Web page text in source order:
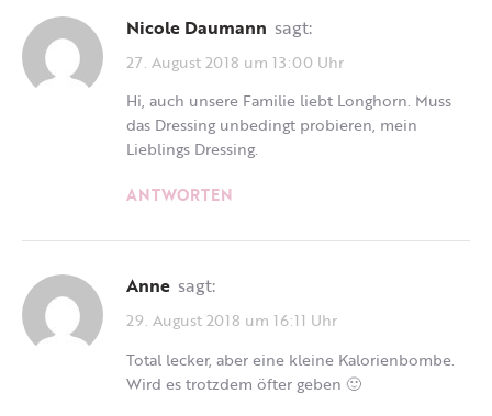
Nicole Daumann sagt:
27. August 2018 um 13:00 Uhr
Hi, auch unsere Familie liebt Longhorn. Muss
das Dressing unbedingt probieren, mein
Lieblings Dressing.
ANTWORTEN
Anne sagt:
29. August 2018 um 16:11 Uhr
Total lecker, aber eine kleine Kalorienbombe.
Wird es trotzdem öfter geben 🙂